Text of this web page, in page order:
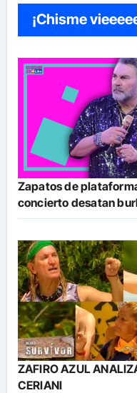
¡Chisme
Zapatos de
concierto desatan
ZAFIRO AZUL
CERIANI